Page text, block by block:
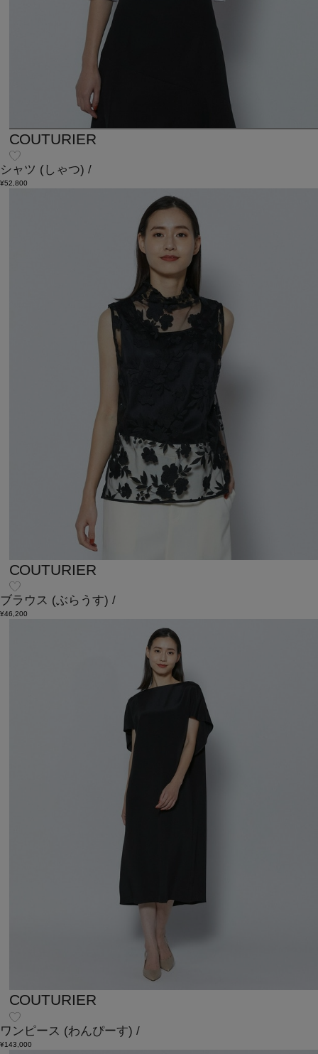
COUTURIER
シャツ (しゃつ) /
¥52,800
COUTURIER
ブラウス (ぶらうす) /
¥46,200
COUTURIER
ワンピース (わんぴーす) /
¥143,000